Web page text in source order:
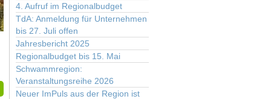
4. Aufruf im Regionalbudget
TdA: Anmeldung für Unternehmen
bis 27. Juli offen
Jahresbericht 2025
Regionalbudget bis 15. Mai
Schwammregion:
Veranstaltungsreihe 2026
Neuer ImPuls aus der Region ist